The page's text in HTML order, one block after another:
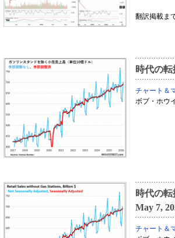
翻訳掲載ま
時代の
チャート＆
ボブ・ホウ
時代の
May 7,
チャート＆